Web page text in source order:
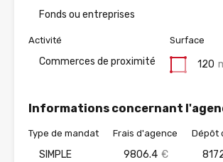
Fonds ou entreprises
Activité
Commerces de proximité
Surface
120
Informations concernant
Type de mandat
SIMPLE
Frais d'agence
9806.4 €
Dépôt